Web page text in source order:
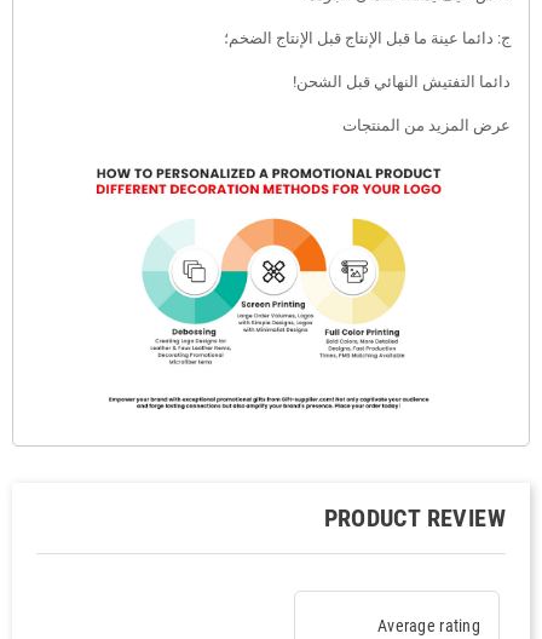
ج: دائما عينة ما قبل الإنتاج قبل الإنتاج الضخم؛
دائما التفتيش النهائي قبل الشحن!
عرض المزيد من المنتجات
PRODUCT REVIEW
Average rating